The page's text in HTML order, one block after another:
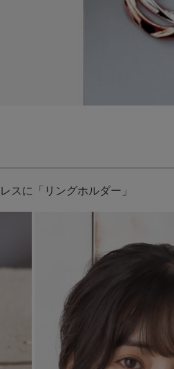
スに「リングホルダー」